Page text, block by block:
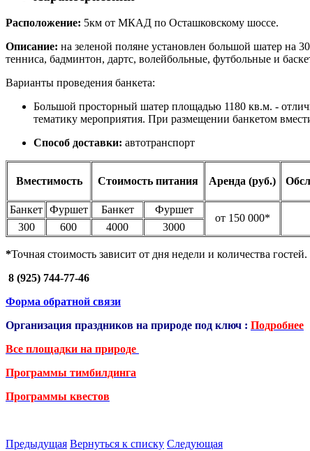
Расположение: 5км от МКАД по Осташковскому шоссе.
Описание: на зеленой поляне установлен большой шатер на
тенниса, бадминтон, дартс, волейбольные, футбольные и
Варианты проведения банкета:
Большой просторный шатер площадью 1180 кв.м. -
тематику мероприятия. При размещении банкетом
Способ доставки: автотранспорт
Вместимость Стоимость питания Аренда (руб.)
Банкет Фуршет Банкет Фуршет
от 150 000*
300 600 4000 3000
*Точная стоимость зависит от дня недели и количества
8 (925) 744-77-46
Форма обратной связи
Организация праздников на природе под ключ : Подробнее
Все площадки на природе
Программы тимбилдинга
Программы квестов
Предыдущая Вернуться к списку Следующая